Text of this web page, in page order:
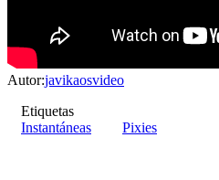
Autor:javikaosvideo
Etiquetas
Instantáneas
Pixies